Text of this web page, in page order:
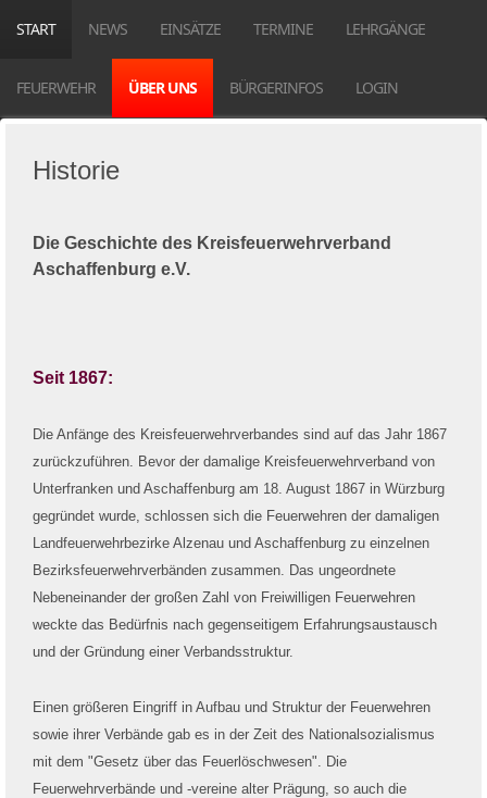
START NEWS EINSÄTZE TERMINE LEHRGÄNGE
FEUERWEHR ÜBER UNS BÜRGERINFOS LOGIN
Historie
Die Geschichte des Kreisfeuerwehrverband
Aschaffenburg e.V.
Seit 1867:
Die Anfänge des Kreisfeuerwehrverbandes sind auf das Jahr 1867
zurückzuführen. Bevor der damalige Kreisfeuerwehrverband von
Unterfranken und Aschaffenburg am 18. August 1867 in Würzburg
gegründet wurde, schlossen sich die Feuerwehren der damaligen
Landfeuerwehrbezirke Alzenau und Aschaffenburg zu einzelnen
Bezirksfeuerwehrverbänden zusammen. Das ungeordnete
Nebeneinander der großen Zahl von Freiwilligen Feuerwehren
weckte das Bedürfnis nach gegenseitigem Erfahrungsaustausch
und der Gründung einer Verbandsstruktur.
Einen größeren Eingriff in Aufbau und Struktur der Feuerwehren
sowie ihrer Verbände gab es in der Zeit des Nationalsozialismus
mit dem "Gesetz über das Feuerlöschwesen". Die
Feuerwehrverbände und -vereine alter Prägung, so auch die